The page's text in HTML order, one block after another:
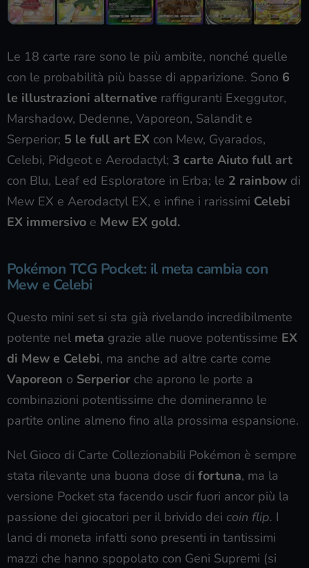
Le 18 carte rare sono le più ambite, nonché quelle
con le probabilità più basse di apparizione. Sono 6
le illustrazioni alternative raffiguranti Exeggutor,
Marshadow, Dedenne, Vaporeon, Salandit e
Serperior; 5 le full art EX con Mew, Gyarados,
Celebi, Pidgeot e Aerodactyl; 3 carte Aiuto full art
con Blu, Leaf ed Esploratore in Erba; le 2 rainbow di
Mew EX e Aerodactyl EX, e infine i rarissimi Celebi
EX immersivo e Mew EX gold.
Pokémon TCG Pocket: il meta cambia con
Mew e Celebi
Questo mini set si sta già rivelando incredibilmente
potente nel meta grazie alle nuove potentissime EX
di Mew e Celebi, ma anche ad altre carte come
Vaporeon o Serperior che aprono le porte a
combinazioni potentissime che domineranno le
partite online almeno fino alla prossima espansione.
Nel Gioco di Carte Collezionabili Pokémon è sempre
stata rilevante una buona dose di fortuna, ma la
versione Pocket sta facendo uscir fuori ancor più la
passione dei giocatori per il brivido dei coin flip. I
lanci di moneta infatti sono presenti in tantissimi
mazzi che hanno spopolato con Geni Supremi (si